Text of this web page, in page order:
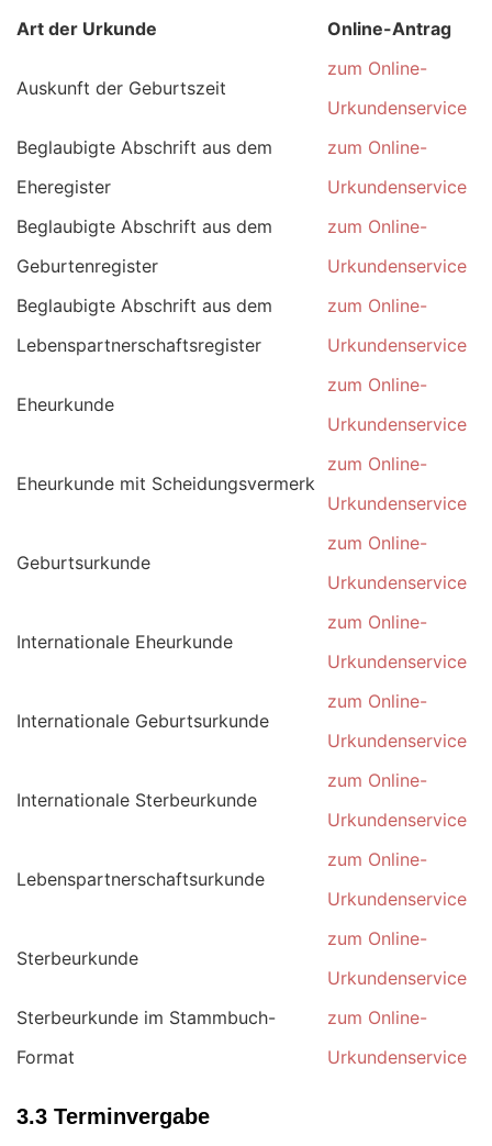
Art der Urkunde Online-Antrag
Auskunft der Geburtszeit
zum Online-
Urkundenservice
Beglaubigte Abschrift aus dem
Eheregister
zum Online-
Urkundenservice
Beglaubigte Abschrift aus dem
Geburtenregister
zum Online-
Urkundenservice
Beglaubigte Abschrift aus dem
Lebenspartnerschaftsregister
zum Online-
Urkundenservice
Eheurkunde
zum Online-
Urkundenservice
Eheurkunde mit Scheidungsvermerk
zum Online-
Urkundenservice
Geburtsurkunde
zum Online-
Urkundenservice
Internationale Eheurkunde
zum Online-
Urkundenservice
Internationale Geburtsurkunde
zum Online-
Urkundenservice
Internationale Sterbeurkunde
zum Online-
Urkundenservice
Lebenspartnerschaftsurkunde
zum Online-
Urkundenservice
Sterbeurkunde
zum Online-
Urkundenservice
Sterbeurkunde im Stammbuch-
Format
zum Online-
Urkundenservice
3.3 Terminvergabe